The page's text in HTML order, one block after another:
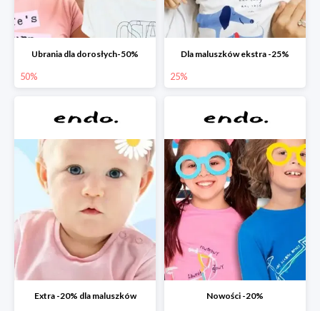
Ubrania dla dorosłych-50%
50%
Dla maluszków ekstra -25%
25%
Extra -20% dla maluszków Nowości -20%